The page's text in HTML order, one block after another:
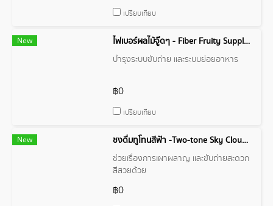
เปรียบเทียบ
New
ไฟเบอร์ผลไม้จู๊ดๆ - Fiber Fruity Supplement
บำรุงระบบขับถ่าย และระบบย่อยอาหาร
฿0
เปรียบเทียบ
New
ชงดื่มทูโทนสีฟ้า -Two-tone Sky Cloud Drink
ช่วยเรื่องการเผาผลาญ และขับถ่ายสะดวก
สีสวยด้วย
฿0